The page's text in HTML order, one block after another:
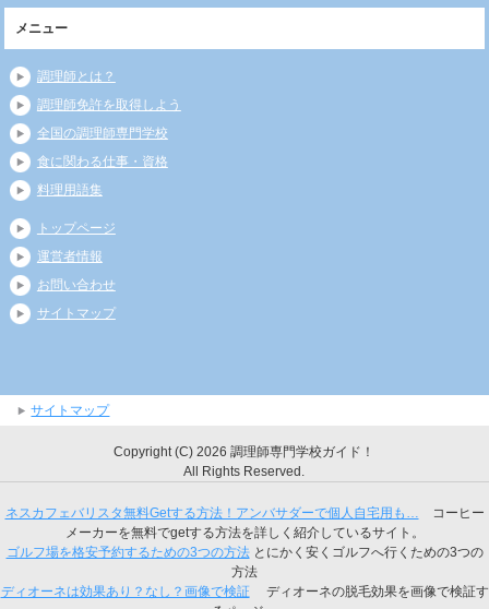
メニュー
調理師とは？
調理師免許を取得しよう
全国の調理師専門学校
食に関わる仕事・資格
料理用語集
トップページ
運営者情報
お問い合わせ
サイトマップ
サイトマップ
Copyright (C) 2026 調理師専門学校ガイド！
All Rights Reserved.
ネスカフェバリスタ無料Getする方法！アンバサダーで個人自宅用も… コーヒー
メーカーを無料でgetする方法を詳しく紹介しているサイト。
ゴルフ場を格安予約するための3つの方法とにかく安くゴルフへ行くための3つの
方法
ディオーネは効果あり？なし？画像で検証ディオーネの脱毛効果を画像で検証す